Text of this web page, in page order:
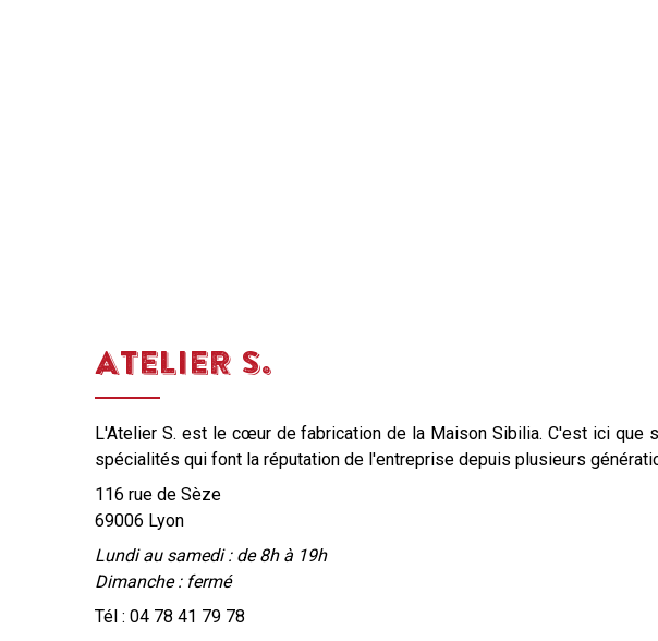
ATELIER S.
L'Atelier S. est le cœur de fabrication de la Maison Sibilia. C'est ici que
spécialités qui font la réputation de l'entreprise depuis plusieurs
116 rue de Sèze
69006 Lyon
Lundi au samedi : de 8h à 19h
Dimanche : fermé
Tél : 04 78 41 79 78